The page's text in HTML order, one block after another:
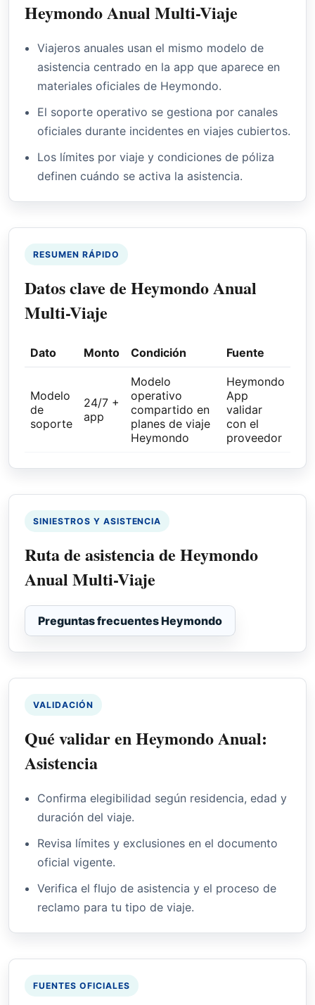
Heymondo Anual Multi-Viaje
Viajeros anuales usan el mismo modelo de
asistencia centrado en la app que aparece en
materiales oficiales de Heymondo.
El soporte operativo se gestiona por canales
oficiales durante incidentes en viajes cubiertos.
Los límites por viaje y condiciones de póliza
definen cuándo se activa la asistencia.
RESUMEN RÁPIDO
Datos clave de Heymondo Anual
Multi-Viaje
Dato Monto Condición Fuente
Modelo
de
soporte
24/7 +
app
Modelo
operativo
compartido en
planes de viaje
Heymondo
Heymondo
App
validar
con el
proveedor
SINIESTROS Y ASISTENCIA
Ruta de asistencia de Heymondo
Anual Multi-Viaje
Preguntas frecuentes Heymondo
VALIDACIÓN
Qué validar en Heymondo Anual:
Asistencia
Confirma elegibilidad según residencia, edad y
duración del viaje.
Revisa límites y exclusiones en el documento
oficial vigente.
Verifica el flujo de asistencia y el proceso de
reclamo para tu tipo de viaje.
FUENTES OFICIALES